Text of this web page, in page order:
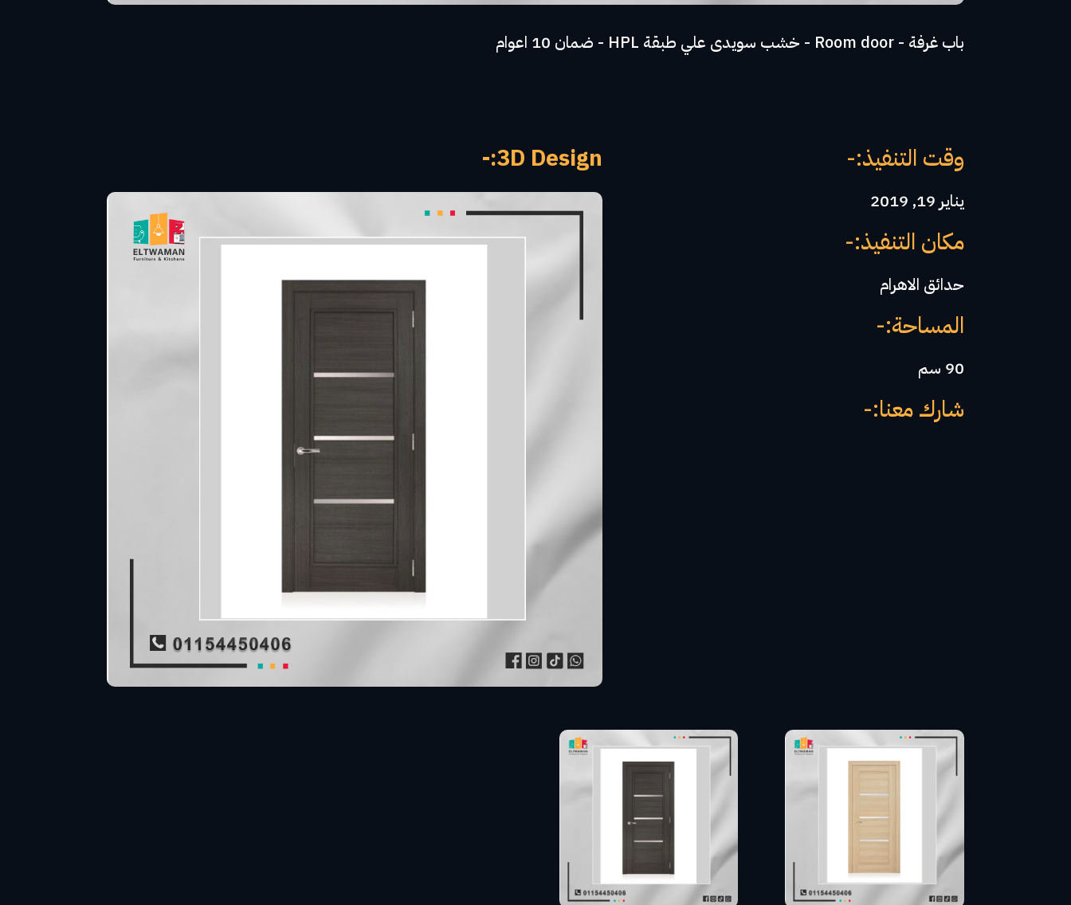
باب غرفة - Room door - خشب سويدى علي طبقة HPL - ضمان 10 اعوام
3D Design:- وقت التنفيذ:-
يناير 19, 2019
مكان التنفيذ:-
حدائق الاهرام
المساحة:-
90 سم
شارك معنا:-